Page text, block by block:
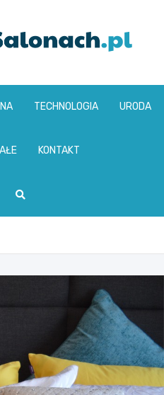
TECHNOLOGIA URODA
KONTAKT